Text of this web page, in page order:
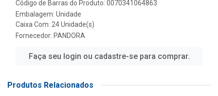
Código de Barras do Produto: 0070341064863
Embalagem: Unidade
Caixa Com: 24 Unidade(s)
Fornecedor: PANDORA
Faça seu login ou cadastre-se para comprar.
Produtos Relacionados